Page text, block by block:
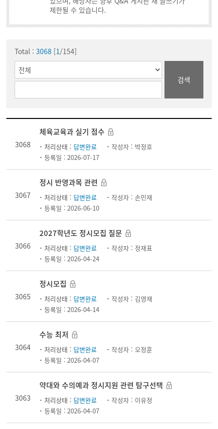
제한될 수 있습니다.
Total :3068 [1/154]
검색
3068
체육교육과 실기 점수
처리상태 : 답변완료 작성자 : 박정호
등록일 : 2026-07-17
3067
정시 반영과목 관련
처리상태 : 답변완료 작성자 : 손민재
등록일 : 2026-06-10
3066
2027학년도 정시모집 질문
처리상태 : 답변완료 작성자 : 정재표
등록일 : 2026-04-24
3065
정시모집
처리상태 : 답변완료 작성자 : 김영재
등록일 : 2026-04-14
3064
수능 최저
처리상태 : 답변완료 작성자 : 오정훈
등록일 : 2026-04-07
3063
약대와 수의예과 정시지원 관련 탐구선택
처리상태 : 답변완료 작성자 : 이유정
등록일 : 2026-04-07